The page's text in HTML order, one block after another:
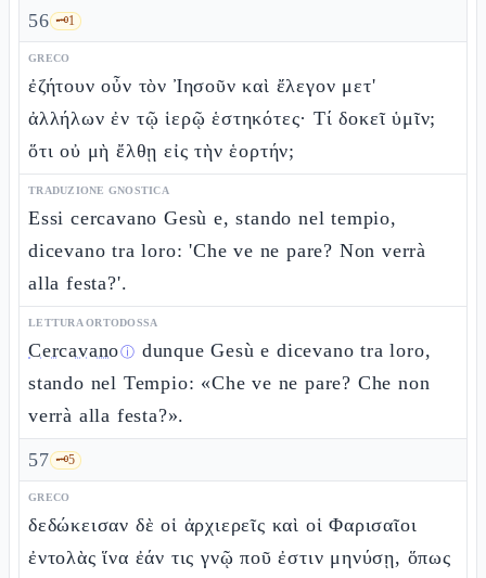
56 🗝️1
GRECO
ἐζήτουν οὖν τὸν Ἰησοῦν καὶ ἔλεγον μετ'
ἀλλήλων ἐν τῷ ἱερῷ ἑστηκότες· Τί δοκεῖ ὑμῖν;
ὅτι οὐ μὴ ἔλθῃ εἰς τὴν ἑορτήν;
TRADUZIONE GNOSTICA
Essi cercavano Gesù e, stando nel tempio,
dicevano tra loro: 'Che ve ne pare? Non verrà
alla festa?'.
LETTURA ORTODOSSA
Cercavanoⓘ dunque Gesù e dicevano tra loro,
stando nel Tempio: «Che ve ne pare? Che non
verrà alla festa?».
57 🗝️5
GRECO
δεδώκεισαν δὲ οἱ ἀρχιερεῖς καὶ οἱ Φαρισαῖοι
ἐντολὰς ἵνα ἐάν τις γνῷ ποῦ ἐστιν μηνύσῃ, ὅπως